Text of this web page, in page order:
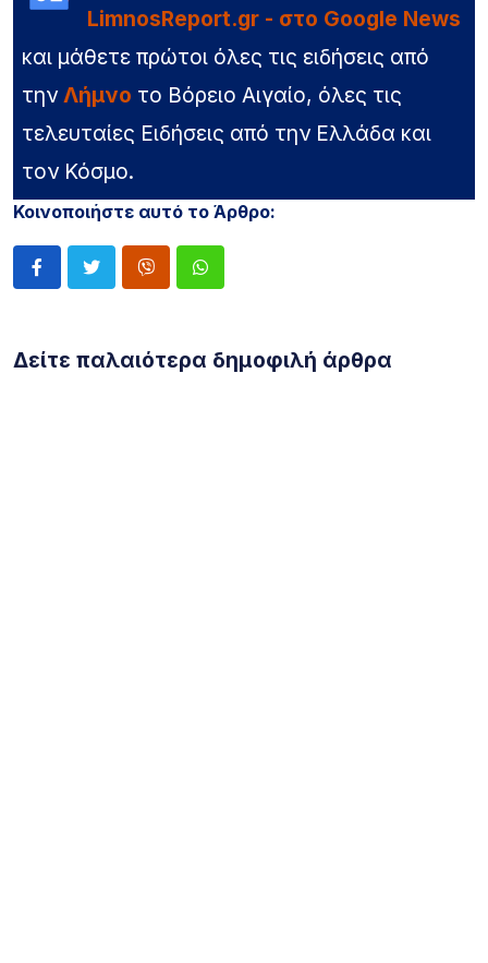
LimnosReport.gr - στο Google News
και μάθετε πρώτοι όλες τις ειδήσεις από
την Λήμνο το Βόρειο Αιγαίο, όλες τις
τελευταίες Ειδήσεις από την Ελλάδα και
τον Κόσμο.
Κοινοποιήστε αυτό το Άρθρο:
Δείτε παλαιότερα δημοφιλή άρθρα